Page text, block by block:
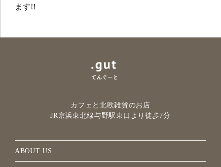
ます!!
カフェと北欧雑貨のお店
JR京浜東北線与野駅東口より徒歩7分
ABOUT US